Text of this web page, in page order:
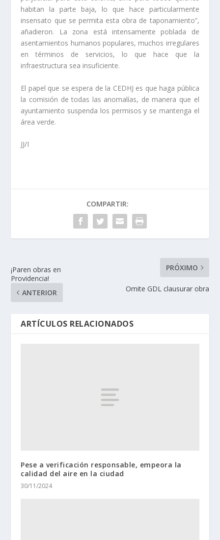
habitan la parte baja, lo que hace particularmente
insensato que se permita esta obra de taponamiento”,
añadieron. La zona está intensamente poblada de
asentamientos humanos populares, muchos irregulares
en términos de servicios, lo que hace que la
infraestructura sea insuficiente.
El papel que se espera de la CEDHJ es que haga pública
la comisión de todas las anomalías, de manera que el
ayuntamiento suspenda los permisos y se mantenga el
área verde.
JJ/I
COMPARTIR:
¡Paren obras en
Providencia!
ANTERIOR
PRÓXIMO
Omite GDL clausurar obra
ARTÍCULOS RELACIONADOS
Pese a verificación responsable, empeora la
calidad del aire en la ciudad
30/11/2024